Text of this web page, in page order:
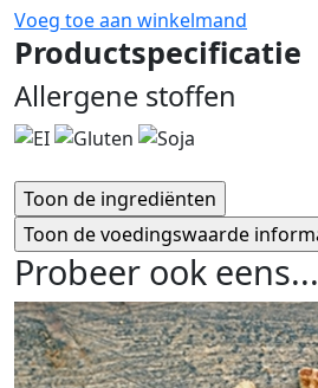
Voeg toe aan winkelmand
Productspecificatie
Allergene stoffen
Probeer ook eens...